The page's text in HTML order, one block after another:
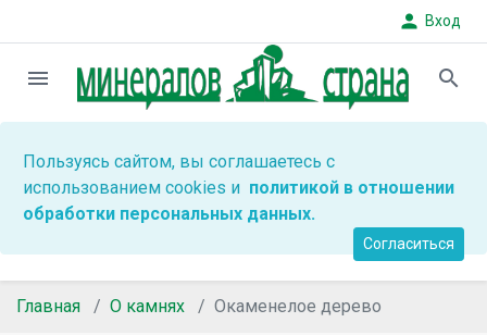
person Вход
menu search
Пользуясь сайтом, вы соглашаетесь с
использованием cookies и политикой в отношении
обработки персональных данных.
Согласиться
Главная О камнях Окаменелое дерево